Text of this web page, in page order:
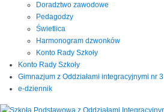
Doradztwo zawodowe
Pedagodzy
Świetlica
Harmonogram dzwonków
Konto Rady Szkoły
Konto Rady Szkoły
Gimnazjum z Oddziałami integracyjnymi nr 3
e-dziennik